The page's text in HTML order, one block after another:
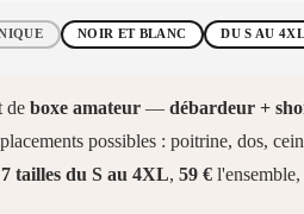
NOIR ET BLANC DU S AU 4XL
de boxe amateur— débardeur +
possibles : poitrine, dos,
7 tailles du S au 4XL, 59 €